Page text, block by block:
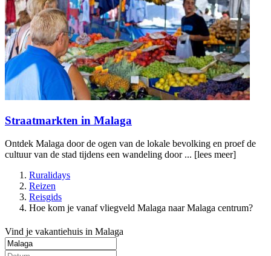
Straatmarkten in Malaga
Ontdek Malaga door de ogen van de lokale bevolking en proef de
cultuur van de stad tijdens een wandeling door ... [lees meer]
Ruralidays
Reizen
Reisgids
Hoe kom je vanaf vliegveld Malaga naar Malaga centrum?
Vind je vakantiehuis in Malaga